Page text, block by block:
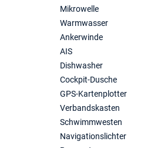
Mikrowelle
Warmwasser
Ankerwinde
AIS
Dishwasher
Cockpit-Dusche
GPS-Kartenplotter
Verbandskasten
Schwimmwesten
Navigationslichter